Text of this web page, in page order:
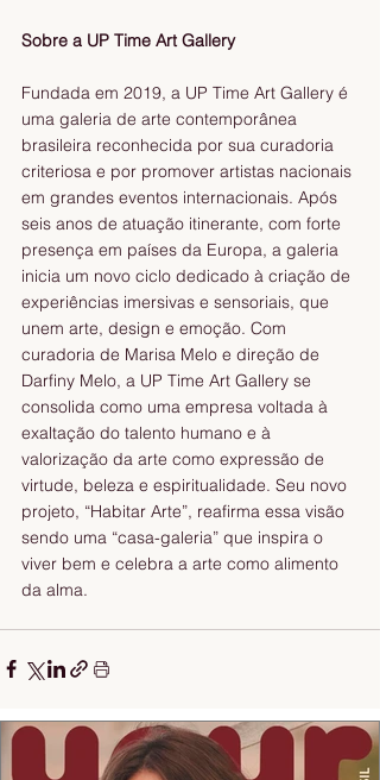
Sobre a UP Time Art Gallery
Fundada em 2019, a UP Time Art Gallery é
uma galeria de arte contemporânea
brasileira reconhecida por sua curadoria
criteriosa e por promover artistas nacionais
em grandes eventos internacionais. Após
seis anos de atuação itinerante, com forte
presença em países da Europa, a galeria
inicia um novo ciclo dedicado à criação de
experiências imersivas e sensoriais, que
unem arte, design e emoção. Com
curadoria de Marisa Melo e direção de
Darfiny Melo, a UP Time Art Gallery se
consolida como uma empresa voltada à
exaltação do talento humano e à
valorização da arte como expressão de
virtude, beleza e espiritualidade. Seu novo
projeto, “Habitar Arte”, reafirma essa visão
sendo uma “casa-galeria” que inspira o
viver bem e celebra a arte como alimento
da alma.